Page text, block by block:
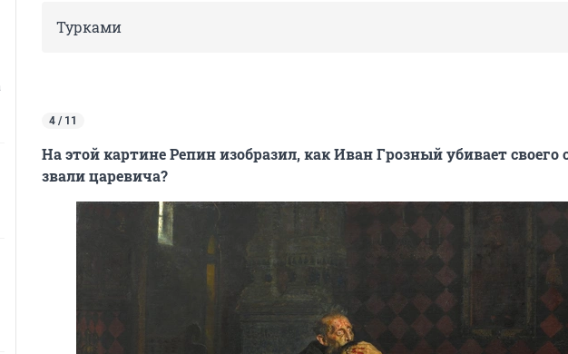
Турками
4 / 11
На этой картине Репин изобразил, как Иван Грозный убивает своего
звали царевича?